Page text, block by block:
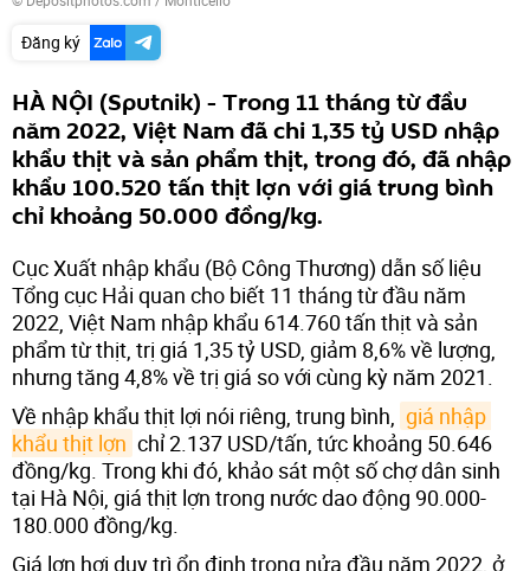
Đăng ký
HÀ NỘI (Sputnik) - Trong 11 tháng từ đầu
năm 2022, Việt Nam đã chi 1,35 tỷ USD nhập
khẩu thịt và sản phẩm thịt, trong đó, đã nhập
khẩu 100.520 tấn thịt lợn với giá trung bình
chỉ khoảng 50.000 đồng/kg.
Cục Xuất nhập khẩu (Bộ Công Thương) dẫn số liệu
Tổng cục Hải quan cho biết 11 tháng từ đầu năm
2022, Việt Nam nhập khẩu 614.760 tấn thịt và sản
phẩm từ thịt, trị giá 1,35 tỷ USD, giảm 8,6% về lượng,
nhưng tăng 4,8% về trị giá so với cùng kỳ năm 2021.
Về nhập khẩu thịt lợi nói riêng, trung bình, giá nhập
khẩu thịt lợn chỉ 2.137 USD/tấn, tức khoảng 50.646
đồng/kg. Trong khi đó, khảo sát một số chợ dân sinh
tại Hà Nội, giá thịt lợn trong nước dao động 90.000-
180.000 đồng/kg.
Giá lợn hơi duy trì ổn định trong nửa đầu năm 2022, ở